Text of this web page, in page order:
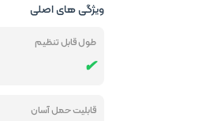
ویژگی های اصلی
طول قابل تنظیم
قابلیت حمل آسان